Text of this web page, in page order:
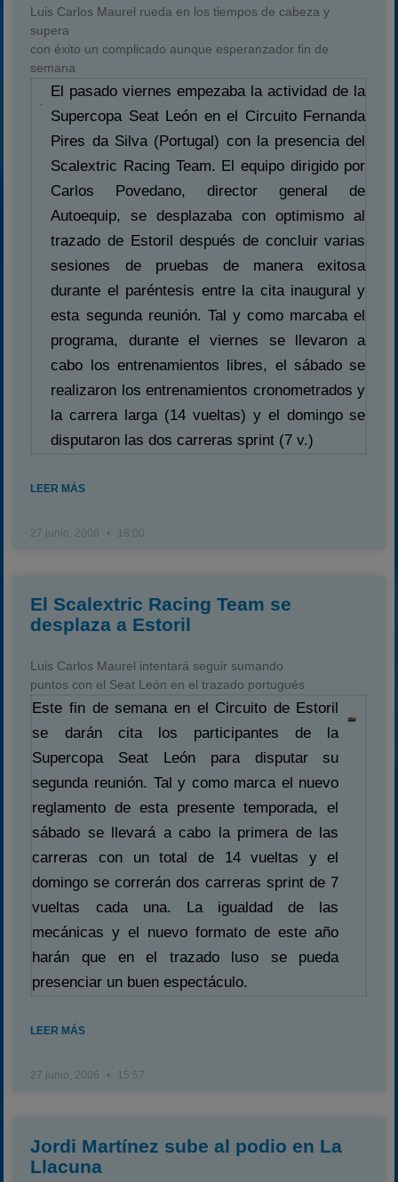
Luis Carlos Maurel rueda en los tiempos de cabeza y
supera
con éxito un complicado aunque esperanzador fin de
semana
El pasado viernes empezaba la actividad de la
Supercopa Seat León en el Circuito Fernanda
Pires da Silva (Portugal) con la presencia del
Scalextric Racing Team. El equipo dirigido por
Carlos Povedano, director general de
Autoequip, se desplazaba con optimismo al
trazado de Estoril después de concluir varias
sesiones de pruebas de manera exitosa
durante el paréntesis entre la cita inaugural y
esta segunda reunión. Tal y como marcaba el
programa, durante el viernes se llevaron a
cabo los entrenamientos libres, el sábado se
realizaron los entrenamientos cronometrados y
la carrera larga (14 vueltas) y el domingo se
disputaron las dos carreras sprint (7 v.)
LEER MÁS
27 junio, 2006 18:00
El Scalextric Racing Team se
desplaza a Estoril
Luis Carlos Maurel intentará seguir sumando
puntos con el Seat León en el trazado portugués
Este fin de semana en el Circuito de Estoril
se darán cita los participantes de la
Supercopa Seat León para disputar su
segunda reunión. Tal y como marca el nuevo
reglamento de esta presente temporada, el
sábado se llevará a cabo la primera de las
carreras con un total de 14 vueltas y el
domingo se correrán dos carreras sprint de 7
vueltas cada una. La igualdad de las
mecánicas y el nuevo formato de este año
harán que en el trazado luso se pueda
presenciar un buen espectáculo.
LEER MÁS
27 junio, 2006 15:57
Jordi Martínez sube al podio en La
Llacuna